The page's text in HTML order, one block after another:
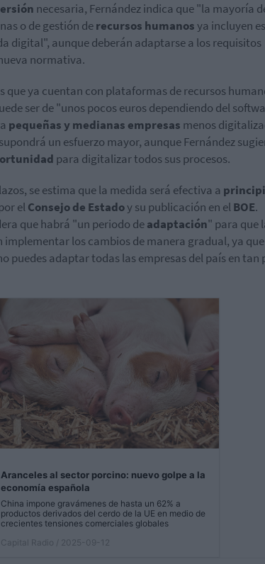
necesaria, Fernández indica que "la mayoría
o de gestión derecursos humanosya incluyen
digital", aunque deberán adaptarse a los requisitos
normativa.
que ya cuentan con plataformas de recursos
ser de "unos pocos euros dependiendo del
pequeñas y medianas empresas menos
un esfuerzo mayor, aunque Fernández
para digitalizar todos sus procesos.
se estima que la medida será efectiva a
elConsejo de Estadoy su publicación en elBOE.
que habrá "un periodo deadaptación" para que
implementar los cambios de manera gradual, ya
puedes adaptar todas las empresas del país en tan
Aranceles al sector porcino: nuevo golpe a la
economía española
China impone gravámenes de hasta un 62% a
productos derivados del cerdo de la UE en medio de
crecientes tensiones comerciales globales
Capital Radio
/ 2025-09-12